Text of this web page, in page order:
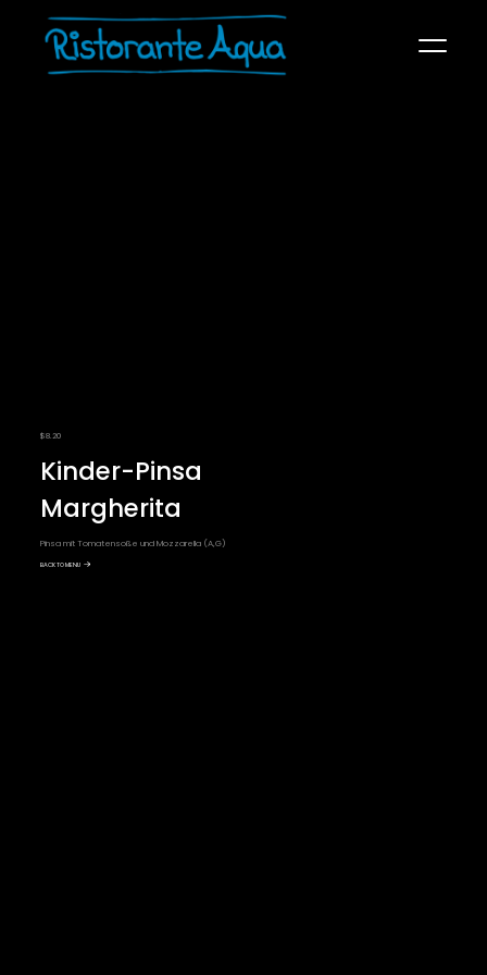
SPEISEKARTE
ÜBER UNS
$8.20
Kinder-Pinsa
Margherita
Pinsa mit Tomatensoße und Mozzarella (A,G)
BACK TO MENU